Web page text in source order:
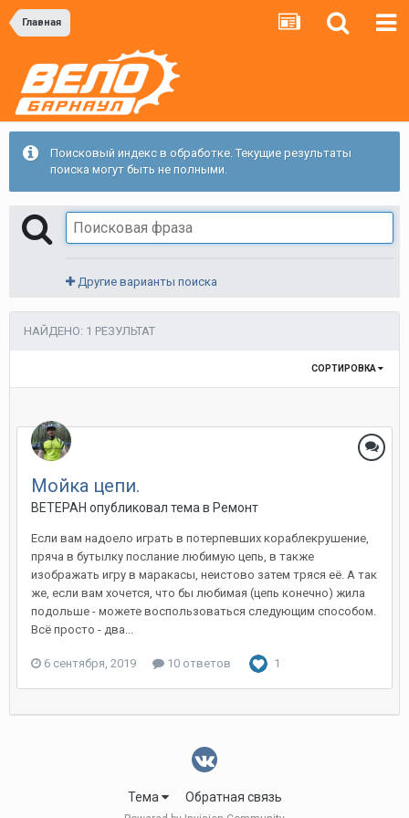
Главная
Поисковый индекс в обработке. Текущие результаты
поиска могут быть не полными.
Другие варианты поиска
НАЙДЕНО: 1 РЕЗУЛЬТАТ
СОРТИРОВКА
Мойка цепи.
ВЕТЕРАН опубликовал тема в Ремонт
Если вам надоело играть в потерпевших кораблекрушение,
пряча в бутылку послание любимую цепь, в также
изображать игру в маракасы, неистово затем тряся её. А так
же, если вам хочется, что бы любимая (цепь конечно) жила
подольше - можете воспользоваться следующим способом.
Всё просто - два...
6 сентября, 2019 10 ответов 1
Тема Обратная связь